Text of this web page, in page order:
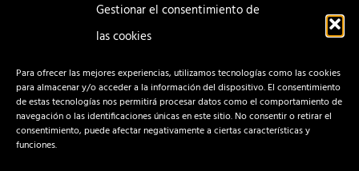
Gestionar el consentimiento de
las cookies
Para ofrecer las mejores experiencias, utilizamos tecnologías como las cookies
para almacenar y/o acceder a la información del dispositivo. El consentimiento
de estas tecnologías nos permitirá procesar datos como el comportamiento de
navegación o las identificaciones únicas en este sitio. No consentir o retirar el
consentimiento, puede afectar negativamente a ciertas características y
funciones.
ENTRADA